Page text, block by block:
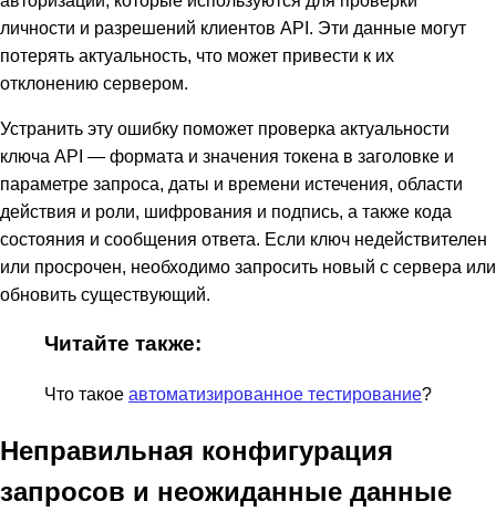
личности и разрешений клиентов API. Эти данные могут
потерять актуальность, что может привести к их
отклонению сервером.
Устранить эту ошибку поможет проверка актуальности
ключа API — формата и значения токена в заголовке и
параметре запроса, даты и времени истечения, области
действия и роли, шифрования и подпись, а также кода
состояния и сообщения ответа. Если ключ недействителен
или просрочен, необходимо запросить новый с сервера или
обновить существующий.
Читайте также:
Что такое автоматизированное тестирование?
Неправильная конфигурация
запросов и неожиданные данные